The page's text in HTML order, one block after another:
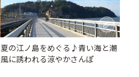
夏の江ノ島をめぐる♪青い海と潮
風に誘われる涼やかさんぽ